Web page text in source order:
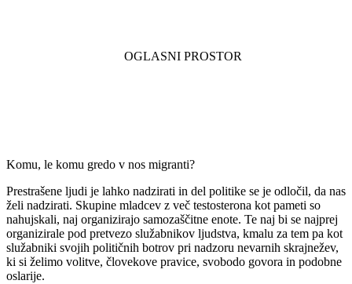
Komu, le komu gredo v nos migranti?
Prestrašene ljudi je lahko nadzirati in del politike se je odločil, da nas
želi nadzirati. Skupine mladcev z več testosterona kot pameti so
nahujskali, naj organizirajo samozaščitne enote. Te naj bi se najprej
organizirale pod pretvezo služabnikov ljudstva, kmalu za tem pa kot
služabniki svojih političnih botrov pri nadzoru nevarnih skrajnežev,
ki si želimo volitve, človekove pravice, svobodo govora in podobne
oslarije.